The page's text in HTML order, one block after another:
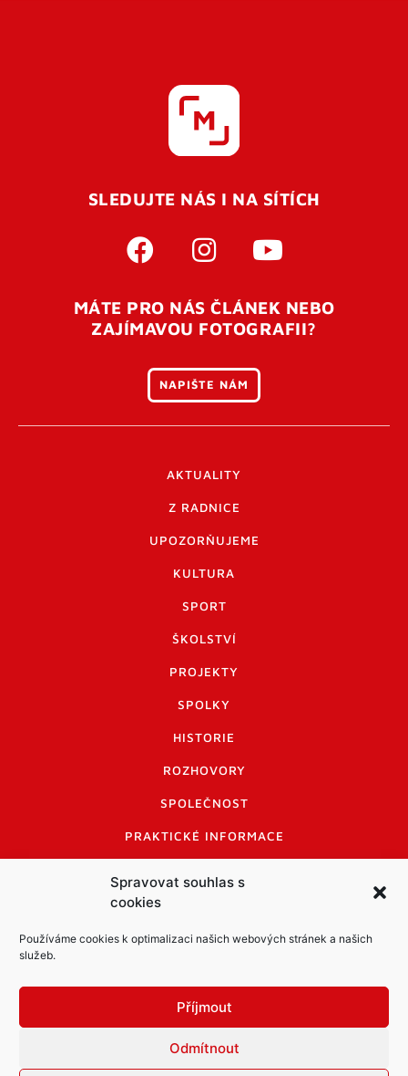
Spravovat souhlas s
cookies
Používáme cookies k optimalizaci našich webových stránek a našich
služeb.
Příjmout
Odmítnout
SLEDUJTE NÁS I NA SÍTÍCH
MÁTE PRO NÁS ČLÁNEK NEBO
ZAJÍMAVOU FOTOGRAFII?
NAPIŠTE NÁM
AKTUALITY
Z RADNICE
UPOZORŇUJEME
KULTURA
SPORT
ŠKOLSTVÍ
PROJEKTY
SPOLKY
HISTORIE
ROZHOVORY
SPOLEČNOST
PRAKTICKÉ INFORMACE
INFORMACE A KODEX DISKUTUJÍCÍCH
LOGO A LOGO MANUÁL
Informace o zpracování osobních údajů